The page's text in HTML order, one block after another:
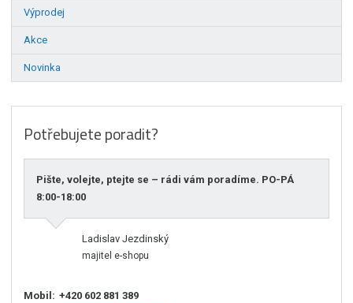
Výprodej
Akce
Novinka
Potřebujete poradit?
Pište, volejte, ptejte se – rádi vám poradíme. PO-PÁ
8:00-18:00
Ladislav Jezdinský
majitel e-shopu
Mobil: +420 602 881 389